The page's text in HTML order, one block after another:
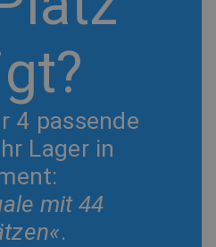
4 passende
Lager in
mit 44
.